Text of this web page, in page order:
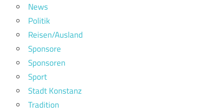
News
Politik
Reisen/Ausland
Sponsore
Sponsoren
Sport
Stadt Konstanz
Tradition